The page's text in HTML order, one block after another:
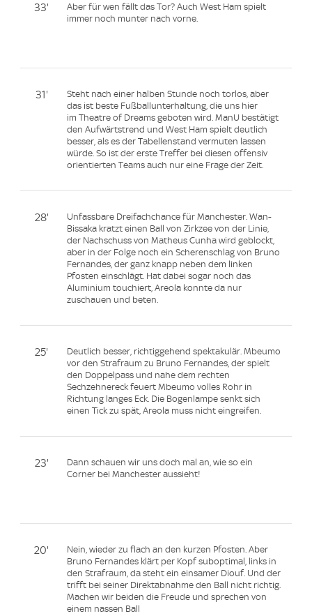
33'
Aber für wen fällt das Tor? Auch West Ham spielt
immer noch munter nach vorne.
31'
Steht nach einer halben Stunde noch torlos, aber
das ist beste Fußballunterhaltung, die uns hier
im Theatre of Dreams geboten wird. ManU bestätigt
den Aufwärtstrend und West Ham spielt deutlich
besser, als es der Tabellenstand vermuten lassen
würde. So ist der erste Treffer bei diesen offensiv
orientierten Teams auch nur eine Frage der Zeit.
28'
Unfassbare Dreifachchance für Manchester. Wan-
Bissaka kratzt einen Ball von Zirkzee von der Linie,
der Nachschuss von Matheus Cunha wird geblockt,
aber in der Folge noch ein Scherenschlag von Bruno
Fernandes, der ganz knapp neben dem linken
Pfosten einschlägt. Hat dabei sogar noch das
Aluminium touchiert, Areola konnte da nur
zuschauen und beten.
25'
Deutlich besser, richtiggehend spektakulär. Mbeumo
vor den Strafraum zu Bruno Fernandes, der spielt
den Doppelpass und nahe dem rechten
Sechzehnereck feuert Mbeumo volles Rohr in
Richtung langes Eck. Die Bogenlampe senkt sich
einen Tick zu spät, Areola muss nicht eingreifen.
23'
Dann schauen wir uns doch mal an, wie so ein
Corner bei Manchester aussieht!
20'
Nein, wieder zu flach an den kurzen Pfosten. Aber
Bruno Fernandes klärt per Kopf suboptimal, links in
den Strafraum, da steht ein einsamer Diouf. Und der
trifft bei seiner Direktabnahme den Ball nicht richtig.
Machen wir beiden die Freude und sprechen von
einem nassen Ball